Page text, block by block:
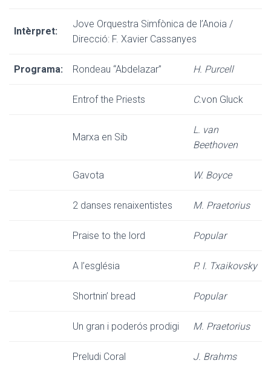
Intèrpret:
Jove Orquestra Simfònica de l’Anoia /
Direcció: F. Xavier Cassanyes
Programa: Rondeau “Abdelazar” H. Purcell
Entrof the Priests C.von Gluck
Marxa en Sib
L. van
Beethoven
Gavota W. Boyce
2 danses renaixentistes M. Praetorius
Praise to the lord Popular
A l’església P. I. Txaikovsky
Shortnin’ bread Popular
Un gran i poderós prodigi M. Praetorius
Preludi Coral J. Brahms